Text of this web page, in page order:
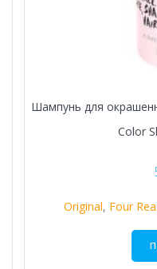
Шампунь для
Color
Original, Four